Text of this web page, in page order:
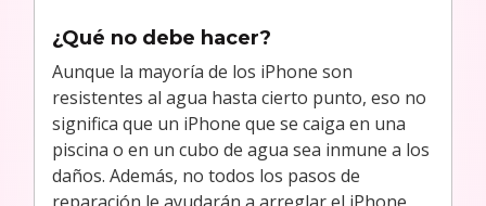
¿Qué no debe hacer?
Aunque la mayoría de los iPhone son
resistentes al agua hasta cierto punto, eso no
significa que un iPhone que se caiga en una
piscina o en un cubo de agua sea inmune a los
daños. Además, no todos los pasos de